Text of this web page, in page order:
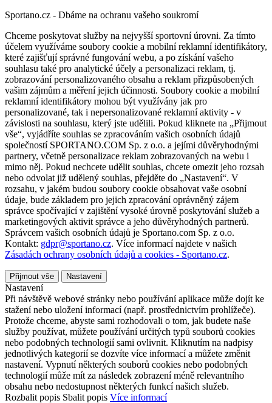
Sportano.cz - Dbáme na ochranu vašeho soukromí
Chceme poskytovat služby na nejvyšší sportovní úrovni. Za tímto
účelem využíváme soubory cookie a mobilní reklamní identifikátory,
které zajišťují správné fungování webu, a po získání vašeho
souhlasu také pro analytické účely a personalizaci reklam, tj.
zobrazování personalizovaného obsahu a reklam přizpůsobených
vašim zájmům a měření jejich účinnosti. Soubory cookie a mobilní
reklamní identifikátory mohou být využívány jak pro
personalizované, tak i nepersonalizované reklamní aktivity - v
závislosti na souhlasu, který jste udělili. Pokud kliknete na „Přijmout
vše“, vyjádříte souhlas se zpracováním vašich osobních údajů
společností SPORTANO.COM Sp. z o.o. a jejími důvěryhodnými
partnery, včetně personalizace reklam zobrazovaných na webu i
mimo něj. Pokud nechcete udělit souhlas, chcete omezit jeho rozsah
nebo odvolat již udělený souhlas, přejděte do „Nastavení“. V
rozsahu, v jakém budou soubory cookie obsahovat vaše osobní
údaje, bude základem pro jejich zpracování oprávněný zájem
správce spočívající v zajištění vysoké úrovně poskytování služeb a
marketingových aktivit správce a jeho důvěryhodných partnerů.
Správcem vašich osobních údajů je Sportano.com Sp. z o.o.
Kontakt: gdpr@sportano.cz. Více informací najdete v našich
Zásadách ochrany osobních údajů a cookies - Sportano.cz.
Přijmout vše Nastavení
Nastavení
Při návštěvě webové stránky nebo používání aplikace může dojít ke
stažení nebo uložení informací (např. prostřednictvím prohlížeče).
Protože chceme, abyste sami rozhodovali o tom, jak budete naše
služby používat, můžete používání určitých typů souborů cookies
nebo podobných technologií sami ovlivnit. Kliknutím na nadpisy
jednotlivých kategorií se dozvíte více informací a můžete změnit
nastavení. Vypnutí některých souborů cookies nebo podobných
technologií může mít za následek zobrazení méně relevantního
obsahu nebo nedostupnost některých funkcí našich služeb.
Rozbalit popis Sbalit popis Více informací